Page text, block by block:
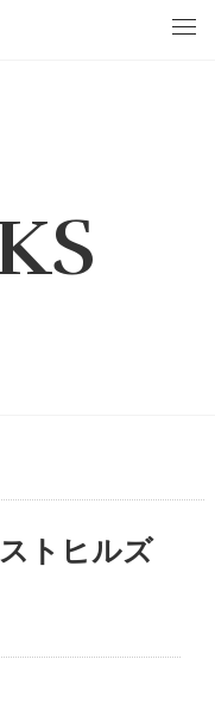
トヒルズ